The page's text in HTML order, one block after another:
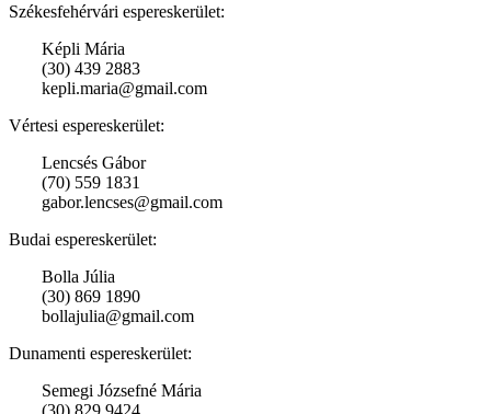
Székesfehérvári espereskerület:
Képli Mária
(30) 439 2883
kepli.maria@gmail.com
Vértesi espereskerület:
Lencsés Gábor
(70) 559 1831
gabor.lencses@gmail.com
Budai espereskerület:
Bolla Júlia
(30) 869 1890
bollajulia@gmail.com
Dunamenti espereskerület:
Semegi Józsefné Mária
(30) 829 9424